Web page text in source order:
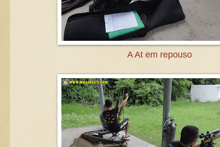
A At em repouso